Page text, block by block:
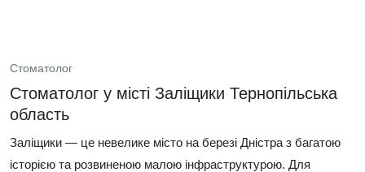
Стоматолог
Стоматолог у місті Заліщики Тернопільська
область
Заліщики — це невелике місто на березі Дністра з багатою
історією та розвиненою малою інфраструктурою. Для